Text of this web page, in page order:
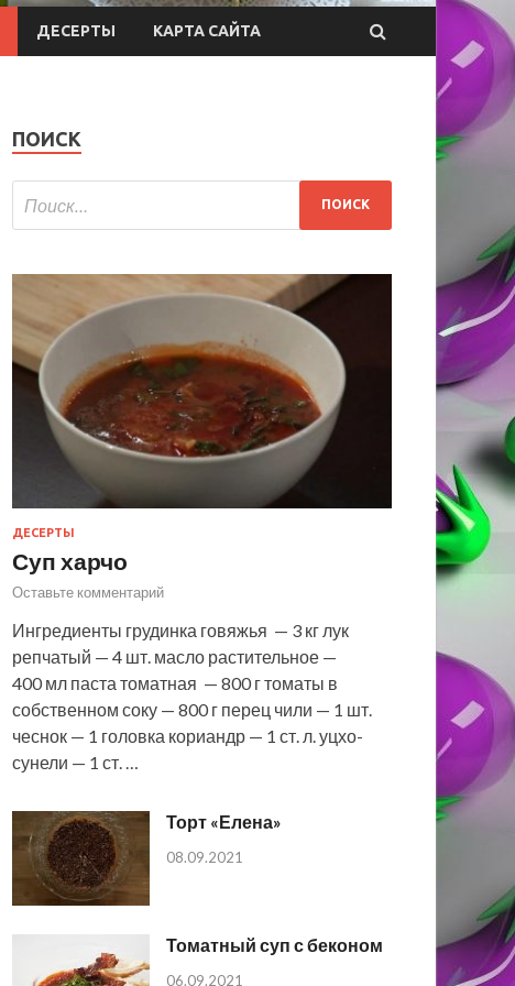
ДЕСЕРТЫ КАРТА САЙТА
ПОИСК
ДЕСЕРТЫ
Суп харчо
Оставьте комментарий
Ингредиенты грудинка говяжья — 3 кг лук
репчатый — 4 шт. масло растительное —
400 мл паста томатная — 800 г томаты в
собственном соку — 800 г перец чили — 1 шт.
чеснок — 1 головка кориандр — 1 ст. л. уцхо-
сунели — 1 ст. …
Торт «Елена»
08.09.2021
Томатный суп с беконом
06.09.2021